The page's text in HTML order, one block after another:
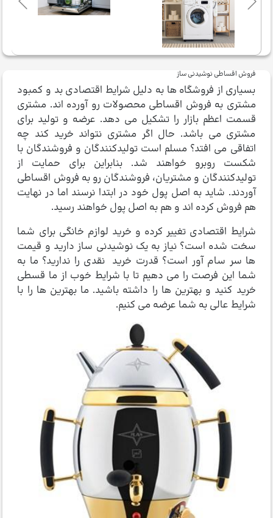
فروش اقساطی نوشیدنی ساز
بسیاری از فروشگاه ها به دلیل شرایط اقتصادی بد و کمبود
مشتری به فروش اقساطی محصولات رو آورده اند. مشتری
قسمت اعظم بازار را تشکیل می دهد. عرضه و تولید برای
مشتری می باشد. حال اگر مشتری نتواند خرید کند چه
اتفاقی می افتد؟ مسلم است تولیدکنندگان و فروشندگان با
شکست روبرو خواهند شد. بنابراین برای حمایت از
تولیدکنندگان و مشتریان، فروشندگان رو به فروش اقساطی
آوردند. شاید به اصل پول خود در ابتدا نرسند اما در نهایت
هم فروش کرده اند و هم به اصل پول خواهند رسید.
شرایط اقتصادی تغییر کرده و خرید لوازم خانگی برای شما
سخت شده است؟ نیاز به یک نوشیدنی ساز دارید و قیمت
ها سر سام آور است؟ قدرت خرید نقدی را ندارید؟ ما به
شما این فرصت را می دهیم تا با شرایط خوب از ما قسطی
خرید کنید و بهترین ها را داشته باشید. ما بهترین ها را با
شرایط عالی به شما عرضه می کنیم.